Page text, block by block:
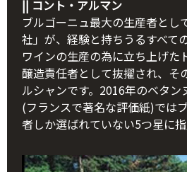
|| コント・アルマン
ブルゴーニュ最大の生産者とし
社」が、経験と持ちうるすべて
ワインの生産の為に立ち上げた
醸造責任者として抜擢され、そ
ルシャンです。2016年のベタン
(フランスで著名な評価紙)では
者しか選ばれていない5つ星に指